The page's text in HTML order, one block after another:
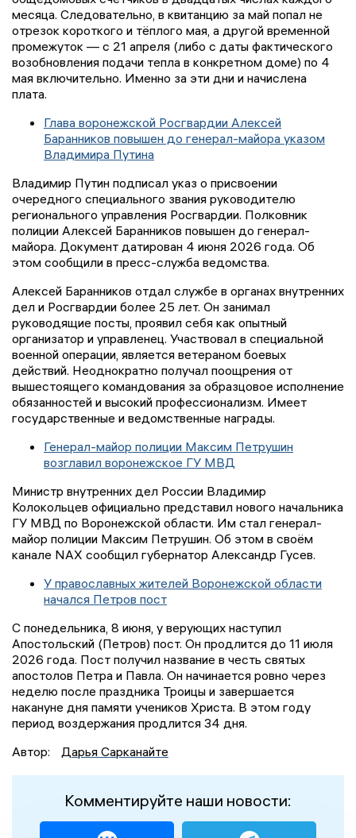
месяца. Следовательно, в квитанцию за май попал не
отрезок короткого и тёплого мая, а другой временной
промежуток — с 21 апреля (либо с даты фактического
возобновления подачи тепла в конкретном доме) по 4
мая включительно. Именно за эти дни и начислена
плата.
Глава воронежской Росгвардии Алексей
Баранников повышен до генерал-майора указом
Владимира Путина
Владимир Путин подписал указ о присвоении
очередного специального звания руководителю
регионального управления Росгвардии. Полковник
полиции Алексей Баранников повышен до генерал-
майора. Документ датирован 4 июня 2026 года. Об
этом сообщили в пресс-служба ведомства.
Алексей Баранников отдал службе в органах внутренних
дел и Росгвардии более 25 лет. Он занимал
руководящие посты, проявил себя как опытный
организатор и управленец. Участвовал в специальной
военной операции, является ветераном боевых
действий. Неоднократно получал поощрения от
вышестоящего командования за образцовое исполнение
обязанностей и высокий профессионализм. Имеет
государственные и ведомственные награды.
Генерал-майор полиции Максим Петрушин
возглавил воронежское ГУ МВД
Министр внутренних дел России Владимир
Колокольцев официально представил нового начальника
ГУ МВД по Воронежской области. Им стал генерал-
майор полиции Максим Петрушин. Об этом в своём
канале NAX сообщил губернатор Александр Гусев.
У православных жителей Воронежской области
начался Петров пост
С понедельника, 8 июня, у верующих наступил
Апостольский (Петров) пост. Он продлится до 11 июля
2026 года. Пост получил название в честь святых
апостолов Петра и Павла. Он начинается ровно через
неделю после праздника Троицы и завершается
накануне дня памяти учеников Христа. В этом году
период воздержания продлится 34 дня.
Автор:
Дарья Сарканайте
Комментируйте наши новости: